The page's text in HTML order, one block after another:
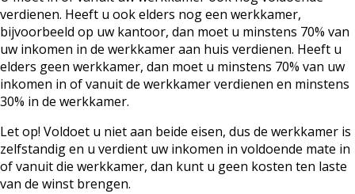
verdienen. Heeft u ook elders nog een werkkamer,
bijvoorbeeld op uw kantoor, dan moet u minstens 70% van
uw inkomen in de werkkamer aan huis verdienen. Heeft u
elders geen werkkamer, dan moet u minstens 70% van uw
inkomen in of vanuit de werkkamer verdienen en minstens
30% in de werkkamer.
Let op! Voldoet u niet aan beide eisen, dus de werkkamer is
zelfstandig en u verdient uw inkomen in voldoende mate in
of vanuit die werkkamer, dan kunt u geen kosten ten laste
van de winst brengen.